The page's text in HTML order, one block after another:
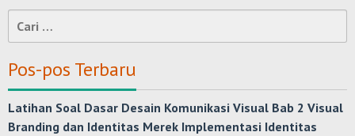
Cari
untuk:
Pos-pos Terbaru
Latihan Soal Dasar Desain Komunikasi Visual Bab 2 Visual
Branding dan Identitas Merek Implementasi Identitas